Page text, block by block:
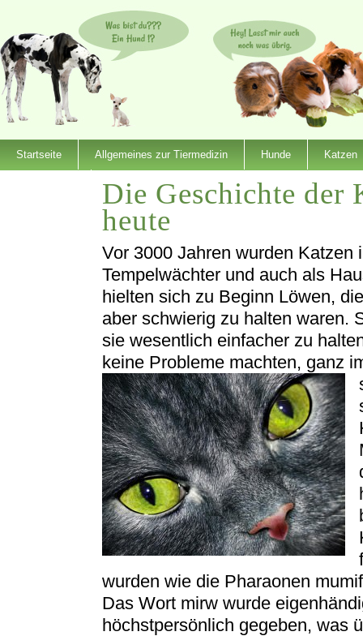
Startseite Allgemeines zur Tiermedizin Hunde Katzen
Die Geschichte der
heute
Vor 3000 Jahren wurden Katzen
Tempelwächter und auch als
hielten sich zu Beginn Löwen,
aber schwierig zu halten waren.
sie wesentlich einfacher zu
keine Probleme machten, ganz
wurden wie die Pharaonen
Das Wort mirw wurde
höchstpersönlich gegeben, was